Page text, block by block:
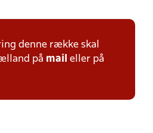
denne række skal
på mail eller på